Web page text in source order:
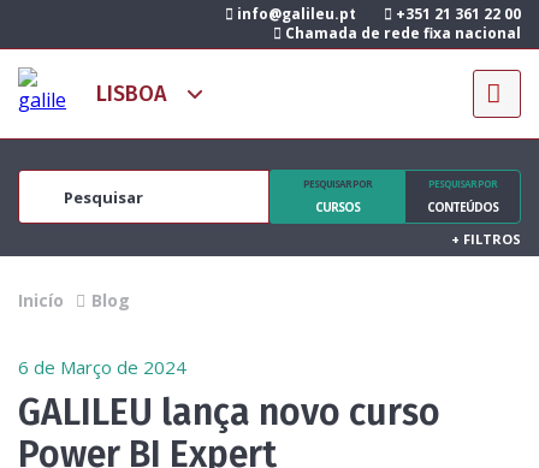
info@galileu.pt
+351 21 361 22 00
Chamada de rede fixa nacional
PESQUISAR POR
CURSOS
PESQUISAR POR
CONTEÚDOS
+ FILTROS
Inicío Blog
6 de Março de 2024
GALILEU lança novo curso
Power BI Expert